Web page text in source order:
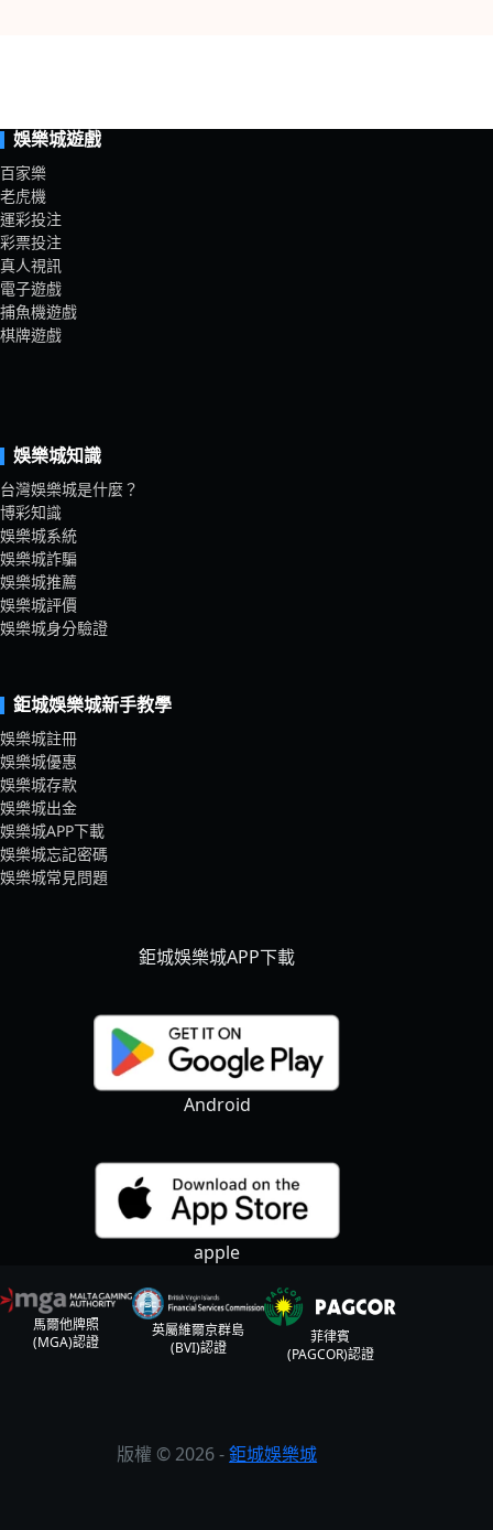
娛樂城遊戲
百家樂
老虎機
運彩投注
彩票投注
真人視訊
電子遊戲
捕魚機遊戲
棋牌遊戲
娛樂城知識
台灣娛樂城是什麼？
博彩知識
娛樂城系統
娛樂城詐騙
娛樂城推薦
娛樂城評價
娛樂城身分驗證
鉅城娛樂城新手教學
娛樂城註冊
娛樂城優惠
娛樂城存款
娛樂城出金
娛樂城APP下載
娛樂城忘記密碼
娛樂城常見問題
鉅城娛樂城APP下載
Android
apple
馬爾他牌照
(MGA)認證
英屬維爾京群島
(BVI)認證
菲律賓
(PAGCOR)認證
版權 © 2026 -鉅城娛樂城